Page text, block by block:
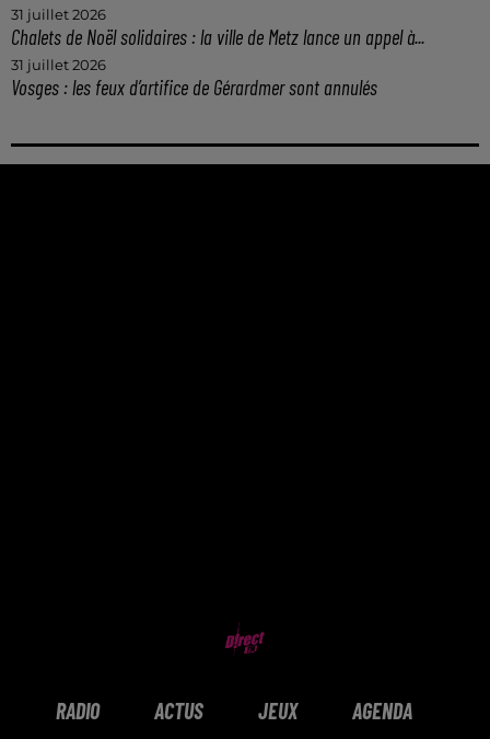
31 juillet 2026
Chalets de Noël solidaires : la ville de Metz lance un appel à...
31 juillet 2026
Vosges : les feux d’artifice de Gérardmer sont annulés
RADIO ACTUS JEUX AGENDA